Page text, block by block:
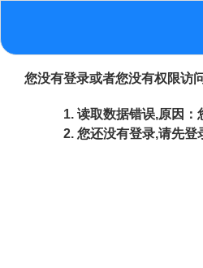
您没有登录或者您没有权限访
读取数据错误,原因：
您还没有登录,请先登